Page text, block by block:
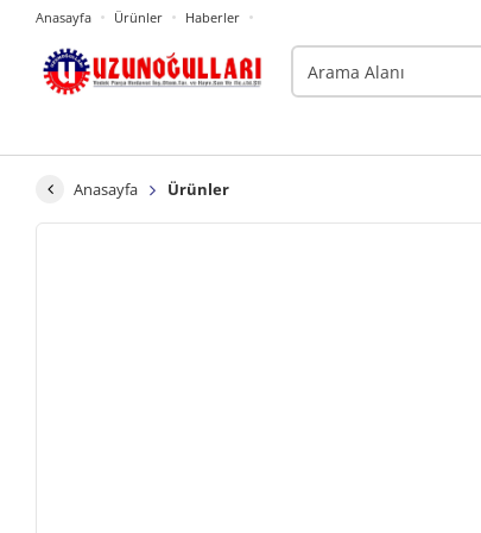
Anasayfa Ürünler Haberler
Anasayfa Ürünler